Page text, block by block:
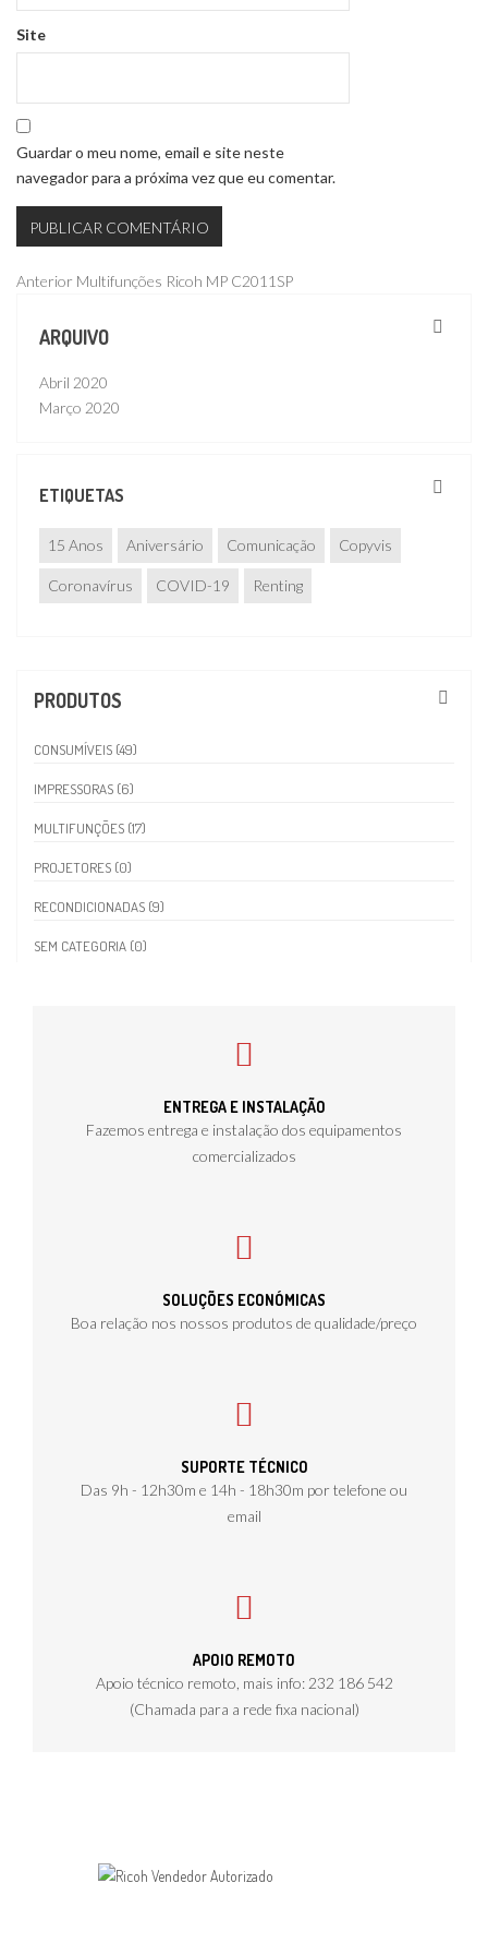
Site
Guardar o meu nome, email e site neste
navegador para a próxima vez que eu comentar.
Navegação
de
artigos
Publicação
Anterior Multifunções Ricoh MP C2011SP
ARQUIVO
Abril 2020
Março 2020
ETIQUETAS
15 Anos Aniversário Comunicação Copyvis
Coronavírus COVID-19 Renting
PRODUTOS
CONSUMÍVEIS (49)
IMPRESSORAS (6)
MULTIFUNÇÕES (17)
PROJETORES (0)
RECONDICIONADAS (9)
SEM CATEGORIA (0)
ENTREGA E INSTALAÇÃO
Fazemos entrega e instalação dos equipamentos
comercializados
SOLUÇÕES ECONÓMICAS
Boa relação nos nossos produtos de qualidade/preço
SUPORTE TÉCNICO
Das 9h - 12h30m e 14h - 18h30m por telefone ou
email
APOIO REMOTO
Apoio técnico remoto, mais info: 232 186 542
(Chamada para a rede fixa nacional)